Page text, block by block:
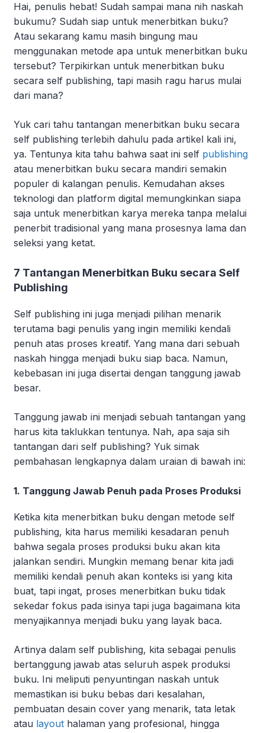
Hai, penulis hebat! Sudah sampai mana nih naskah
bukumu? Sudah siap untuk menerbitkan buku?
Atau sekarang kamu masih bingung mau
menggunakan metode apa untuk menerbitkan buku
tersebut? Terpikirkan untuk menerbitkan buku
secara self publishing, tapi masih ragu harus mulai
dari mana?
Yuk cari tahu tantangan menerbitkan buku secara
self publishing terlebih dahulu pada artikel kali ini,
ya. Tentunya kita tahu bahwa saat ini self publishing
atau menerbitkan buku secara mandiri semakin
populer di kalangan penulis. Kemudahan akses
teknologi dan platform digital memungkinkan siapa
saja untuk menerbitkan karya mereka tanpa melalui
penerbit tradisional yang mana prosesnya lama dan
seleksi yang ketat.
7 Tantangan Menerbitkan Buku secara Self
Publishing
Self publishing ini juga menjadi pilihan menarik
terutama bagi penulis yang ingin memiliki kendali
penuh atas proses kreatif. Yang mana dari sebuah
naskah hingga menjadi buku siap baca. Namun,
kebebasan ini juga disertai dengan tanggung jawab
besar.
Tanggung jawab ini menjadi sebuah tantangan yang
harus kita taklukkan tentunya. Nah, apa saja sih
tantangan dari self publishing? Yuk simak
pembahasan lengkapnya dalam uraian di bawah ini:
1. Tanggung Jawab Penuh pada Proses Produksi
Ketika kita menerbitkan buku dengan metode self
publishing, kita harus memiliki kesadaran penuh
bahwa segala proses produksi buku akan kita
jalankan sendiri. Mungkin memang benar kita jadi
memiliki kendali penuh akan konteks isi yang kita
buat, tapi ingat, proses menerbitkan buku tidak
sekedar fokus pada isinya tapi juga bagaimana kita
menyajikannya menjadi buku yang layak baca.
Artinya dalam self publishing, kita sebagai penulis
bertanggung jawab atas seluruh aspek produksi
buku. Ini meliputi penyuntingan naskah untuk
memastikan isi buku bebas dari kesalahan,
pembuatan desain cover yang menarik, tata letak
atau layout halaman yang profesional, hingga